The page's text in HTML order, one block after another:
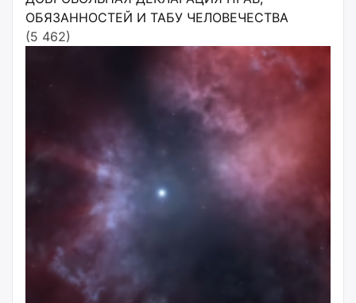
ОБЯЗАННОСТЕЙ И ТАБУ ЧЕЛОВЕЧЕСТВА
(5 462)